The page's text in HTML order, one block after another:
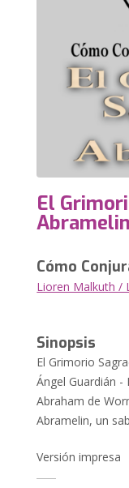
El
Abramelin
Cómo
Lioren Malkuth /
Sinopsis
El Grimorio
Ángel Guardián
Abraham de
Abramelin, un
Versión impresa